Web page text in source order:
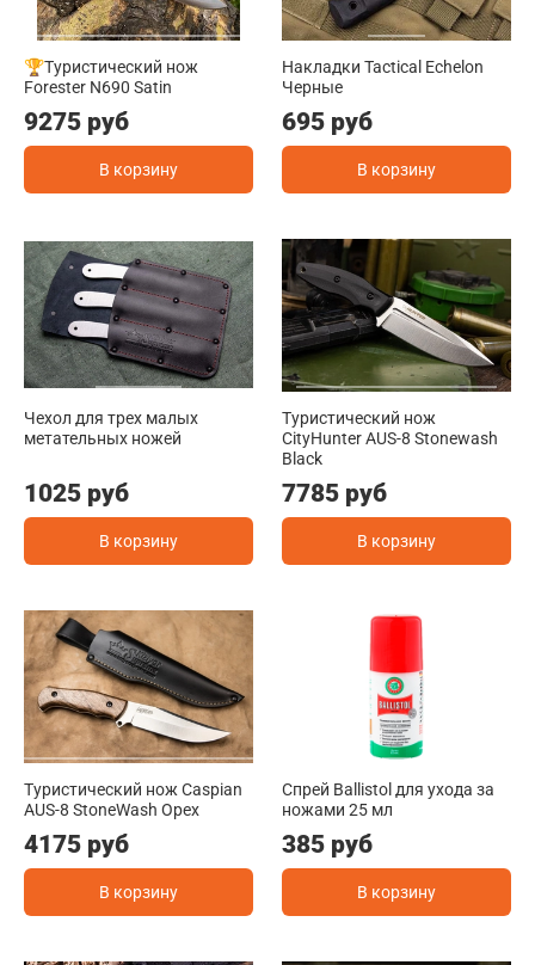
🏆Туристический нож
Forester N690 Satin
9275 руб
В корзину
Накладки Tactical Echelon
Черные
695 руб
В корзину
Чехол для трех малых
метательных ножей
1025 руб
В корзину
Туристичеcкий нож
CityHunter AUS-8 Stonewash
Black
7785 руб
В корзину
Туристический нож Caspian
AUS-8 StoneWash Орех
4175 руб
В корзину
Спрей Ballistol для ухода за
ножами 25 мл
385 руб
В корзину